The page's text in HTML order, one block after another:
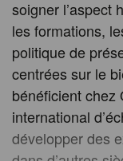
soigner l’aspect
les formations,
politique de
centrées sur le
bénéficient chez
international
développer des